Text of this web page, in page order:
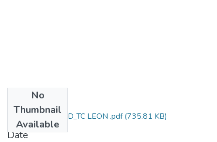
No
Thumbnail
Available
TCC_AL SD DAVID_TC LEON .pdf(735.81 KB)
Date